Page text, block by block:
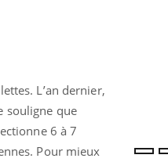
L’an dernier,
souligne que
6 à 7
Pour mieux